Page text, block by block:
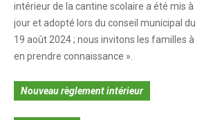
intérieur de la cantine scolaire a été mis à
jour et adopté lors du conseil municipal du
19 août 2024 ; nous invitons les familles à
en prendre connaissance ».
Nouveau règlement intérieur